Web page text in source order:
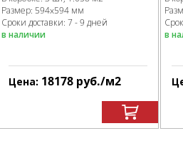
Размер: 594x594 мм
Сроки доставки: 7 - 9 дней
в наличии
Цена: 18178 руб./м2
в